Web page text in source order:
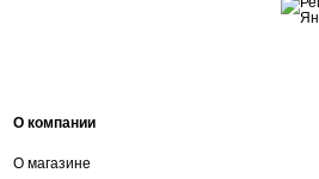
О компании
О магазине